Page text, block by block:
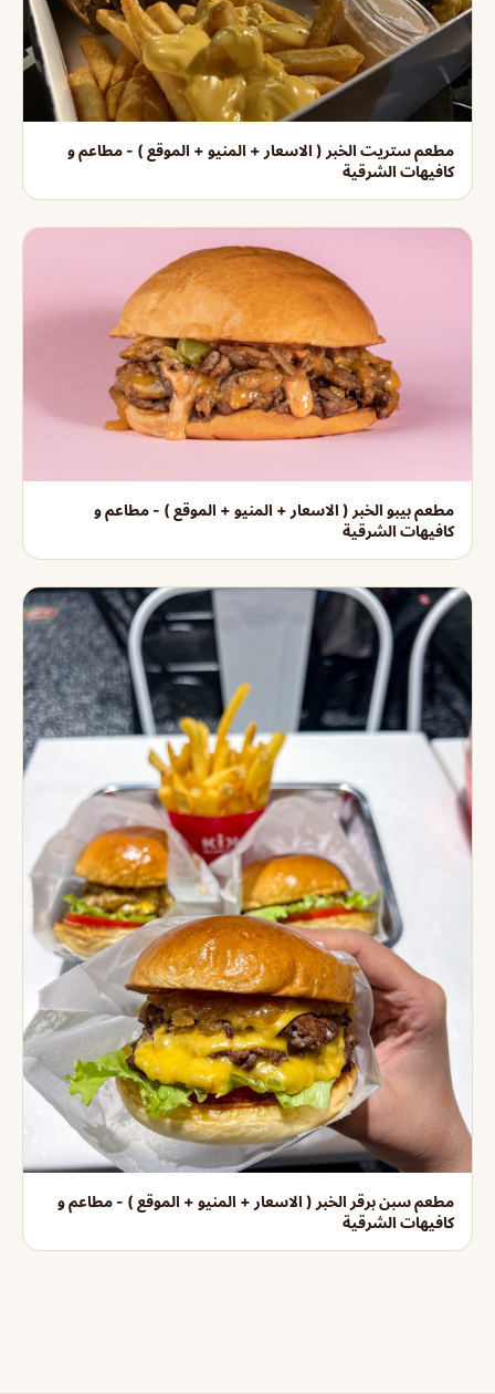
مطعم ستريت الخبر ( الاسعار + المنيو + الموقع ) - مطاعم و
كافيهات الشرقية
مطعم بيبو الخبر ( الاسعار + المنيو + الموقع ) - مطاعم و
كافيهات الشرقية
مطعم سبن برقر الخبر ( الاسعار + المنيو + الموقع ) - مطاعم و
كافيهات الشرقية